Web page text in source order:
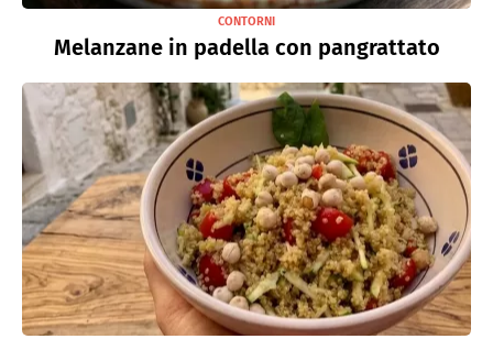
CONTORNI
Melanzane in padella con pangrattato